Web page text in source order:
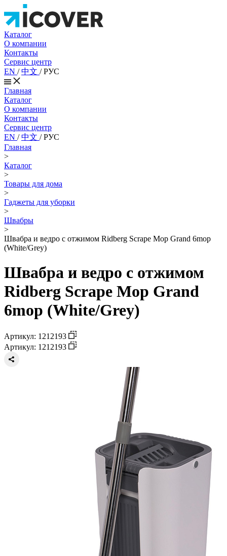
Каталог
О компании
Контакты
Сервис центр
EN /中文 /РУС
Главная
Каталог
О компании
Контакты
Сервис центр
EN /中文 /РУС
Главная
>
Каталог
>
Товары для дома
>
Гаджеты для уборки
>
Швабры
>
Швабра и ведро с отжимом Ridberg Scrape Mop Grand 6mop
(White/Grey)
Швабра и ведро с отжимом
Ridberg Scrape Mop Grand
6mop (White/Grey)
Артикул: 1212193
Артикул: 1212193